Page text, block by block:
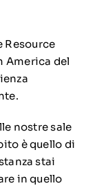
Resource
America del
nostre sale
è quello di
stai
in quello